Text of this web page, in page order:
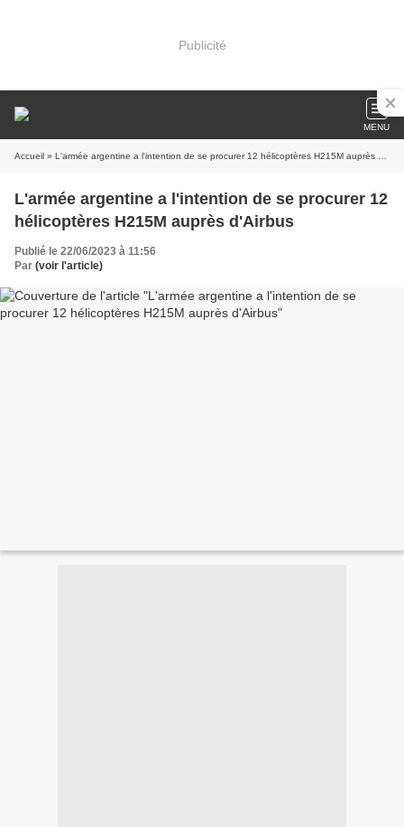
Publicité
MENU
Accueil » L'armée argentine a l'intention de se procurer 12 hélicoptères H215M auprès d'Airbus
L'armée argentine a l'intention de se procurer 12
hélicoptères H215M auprès d'Airbus
Publié le 22/06/2023 à 11:56
Par (voir l'article)